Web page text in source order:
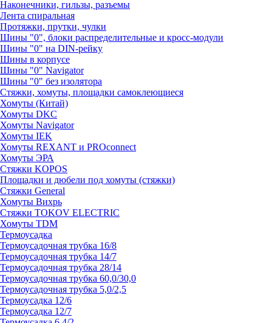
Наконечники, гильзы, разъемы
Лента спиральная
Протяжки, прутки, чулки
Шины "0", блоки распределительные и кросс-модули
Шины "0" на DIN-рейку
Шины в корпусе
Шины "0" Navigator
Шины "0" без изолятора
Стяжки, хомуты, площадки самоклеющиеся
Хомуты (Китай)
Хомуты DKC
Хомуты Navigator
Хомуты IEK
Хомуты REXANT и PROconnect
Хомуты ЭРА
Стяжки KOPOS
Площадки и дюбели под хомуты (стяжки)
Стяжки General
Хомуты Вихрь
Стяжки TOKOV ELECTRIC
Хомуты TDM
Термоусадка
Термоусадочная трубка 16/8
Термоусадочная трубка 14/7
Термоусадочная трубка 28/14
Термоусадочная трубка 60,0/30,0
Термоусадочная трубка 5,0/2,5
Термоусадка 12/6
Термоусадка 12/7